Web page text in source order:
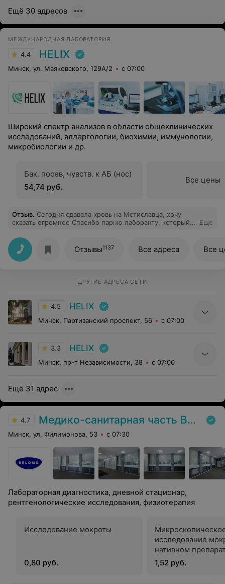
Ещё 30 адресов
МЕЖДУНАРОДНАЯ ЛАБОРАТОРИЯ
4.4 HELIX
Минск, ул. Маяковского, 129А/2 с 07:00
Широкий спектр анализов в области общеклинических
исследований, аллергологии, биохимии, иммунологии,
микробиологии и др.
Бак. посев, чувств. к АБ (нос)
54,74 руб.
Все цены
Отзыв. Сегодня сдавала кровь на Мстиславца, хочу
сказать огромное Спасибо парню лаборанту, который
дела! У меня плохие вены и всегда проблема. Он взял
с первого раза! Побольше бы таких специалистов!
Спасибо.
Еще
Отзывы1137 Все адреса Все
ДРУГИЕ АДРЕСА СЕТИ
4.5 HELIX
Минск, Партизанский проспект, 56 с 07:00
3.3 HELIX
Минск, пр-т Независимости, 38 с 07:00
Ещё 31 адрес
4.7 Медико-санитарная часть Вавилова
Минск, ул. Филимонова, 53 с 07:30
Лабораторная диагностика, дневной стационар,
рентгенологические исследования, физиотерапия
Исследование мокроты
0,80 руб.
исследование
нативном
1,52 руб.